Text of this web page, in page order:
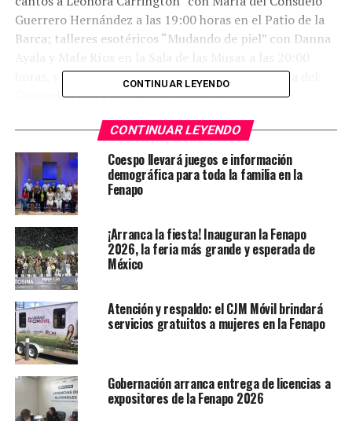
Guerrero Hernández a las 19:00 horas en el Patio de la
Barca; talleres esotéricos “Mudando de piel” con Danna
horas, y “Interpretación de los sueños” con María del
Consuelo en el Patio del Desconocido.
Ver esta publicación en Instagram
CONTINUAR LEYENDO
CONTINUAR LEYENDO
Coespo llevará juegos e información
demográfica para toda la familia en la
Fenapo
¡Arranca la fiesta! Inauguran la Fenapo
2026, la feria más grande y esperada de
México
Atención y respaldo: el CJM Móvil brindará
servicios gratuitos a mujeres en la Fenapo
Gobernación arranca entrega de licencias a
expositores de la Fenapo 2026